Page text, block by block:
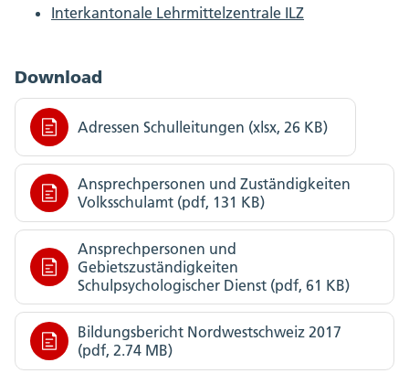
Interkantonale Lehrmittelzentrale ILZ
Download
Adressen Schulleitungen (xlsx, 26 KB)
Ansprechpersonen und Zuständigkeiten
Volksschulamt (pdf, 131 KB)
Ansprechpersonen und
Gebietszuständigkeiten
Schulpsychologischer Dienst (pdf, 61 KB)
Bildungsbericht Nordwestschweiz 2017
(pdf, 2.74 MB)